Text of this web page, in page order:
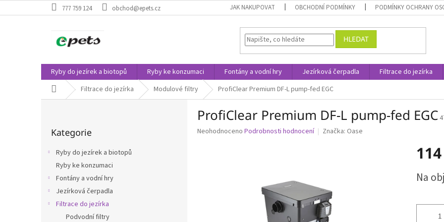
na
777 759 124 obchod@epets.cz JAK NAKUPOVAT OBCHODNÍ PODMÍNKY PODMÍNKY OCHRANY
HLEDAT
Ryby do jezírek a biotopů Ryby ke konzumaci Fontány a vodní hry Jezírková čerpadla Filtrace do jezírka
Domů Filtrace do jezírka Modulové filtry ProfiClear Premium DF-L pump-fed EGC
kategorie
Kategorie
Ryby do jezírek a biotopů
Ryby ke konzumaci
Fontány a vodní hry
Jezírková čerpadla
Filtrace do jezírka
Podvodní filtry
ProfiClear Premium DF-L pump-fed EGC
Průměrné
Neohodnoceno Podrobnosti hodnocení Značka: Oase
cena:
Na